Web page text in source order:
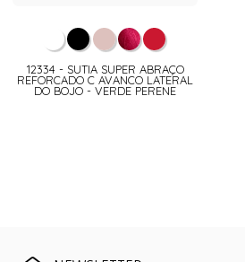
12334 - SUTIA SUPER ABRAÇO
REFORCADO C AVANCO LATERAL
DO BOJO - VERDE PERENE